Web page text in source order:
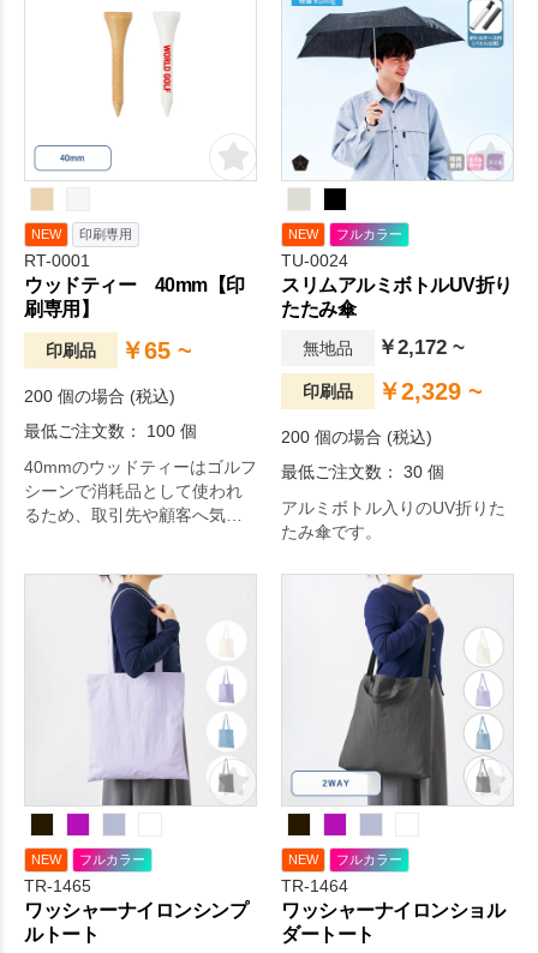
NEW 印刷専用
RT-0001
ウッドティー 40mm【印
刷専用】
印刷品 ￥65 ~
200 個の場合 (税込)
最低ご注文数： 100 個
40mmのウッドティーはゴルフ
シーンで消耗品として使われ
るため、取引先や顧客へ気軽
NEW フルカラー
TU-0024
スリムアルミボトルUV折り
たたみ傘
無地品 ￥2,172 ~
印刷品 ￥2,329 ~
200 個の場合 (税込)
最低ご注文数： 30 個
アルミボトル入りのUV折りた
たみ傘です。
NEW フルカラー
TR-1465
ワッシャーナイロンシンプ
ルトート
NEW フルカラー
TR-1464
ワッシャーナイロンショル
ダートート